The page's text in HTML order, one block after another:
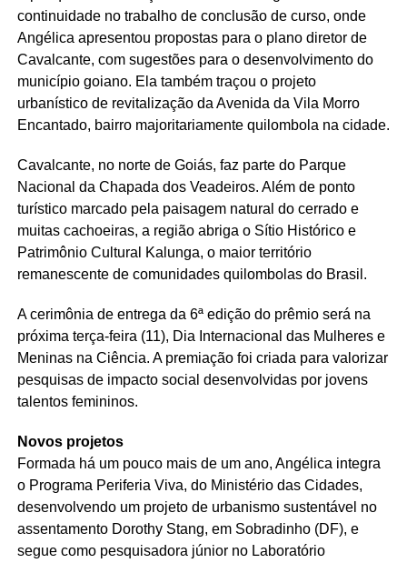
continuidade no trabalho de conclusão de curso, onde
Angélica apresentou propostas para o plano diretor de
Cavalcante, com sugestões para o desenvolvimento do
município goiano. Ela também traçou o projeto
urbanístico de revitalização da Avenida da Vila Morro
Encantado, bairro majoritariamente quilombola na cidade.
Cavalcante, no norte de Goiás, faz parte do Parque
Nacional da Chapada dos Veadeiros. Além de ponto
turístico marcado pela paisagem natural do cerrado e
muitas cachoeiras, a região abriga o Sítio Histórico e
Patrimônio Cultural Kalunga, o maior território
remanescente de comunidades quilombolas do Brasil.
A cerimônia de entrega da 6ª edição do prêmio será na
próxima terça-feira (11), Dia Internacional das Mulheres e
Meninas na Ciência. A premiação foi criada para valorizar
pesquisas de impacto social desenvolvidas por jovens
talentos femininos.
Novos projetos
Formada há um pouco mais de um ano, Angélica integra
o Programa Periferia Viva, do Ministério das Cidades,
desenvolvendo um projeto de urbanismo sustentável no
assentamento Dorothy Stang, em Sobradinho (DF), e
segue como pesquisadora júnior no Laboratório